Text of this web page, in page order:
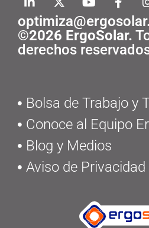
©2026 ErgoSolar.
derechos
Bolsa de Trabajo y
Conoce al Equipo
Blog y Medios
Aviso de Privacidad